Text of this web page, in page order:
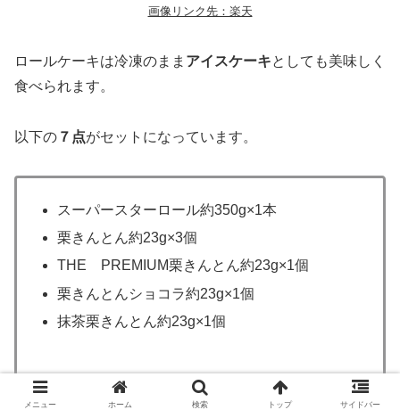
画像リンク先：楽天
ロールケーキは冷凍のまま アイスケーキとしても美味しく
食べられます。
以下の ７点がセットになっています。
スーパースターロール約350g×1本
栗きんとん約23g×3個
THE PREMIUM栗きんとん約23g×1個
栗きんとんショコラ約23g×1個
抹茶栗きんとん約23g×1個
メニュー ホーム 検索 トップ サイドバー